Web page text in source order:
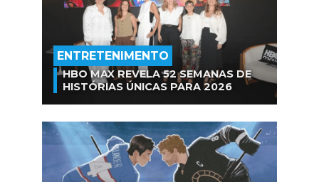
ENTRETENIMENTO
HBO MAX REVELA 52 SEMANAS DE
HISTÓRIAS ÚNICAS PARA 2026